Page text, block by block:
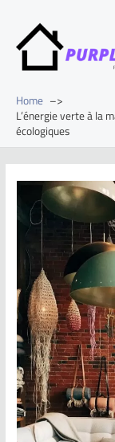
Home
L’énergie verte à la
écologiques